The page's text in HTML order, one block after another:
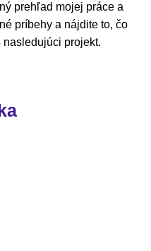
prehľad mojej práce a
príbehy a nájdite to, čo
projekt.